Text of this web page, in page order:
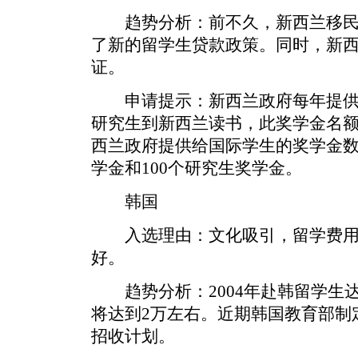
趋势分析：前不久，新西兰移民
了新的留学生贷款政策。同时，新
证。
申请提示：新西兰政府每年提供
研究生到新西兰读书，此奖学金名
西兰政府提供给国际学生的奖学金
学金和100个研究生奖学金。
韩国
入选理由：文化吸引，留学费用
好。
趋势分析：2004年赴韩留学生达
将达到2万左右。近期韩国教育部
招收计划。